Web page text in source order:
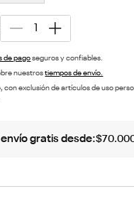
de pagoseguros y confiables.
nuestrostiempos de envío.
exclusión de artículos de uso
gratis desde:$70.